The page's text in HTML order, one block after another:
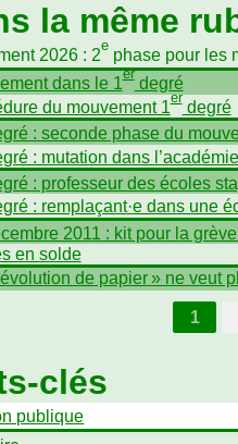
la même
2026 : 2e phase pour les
dans le 1erdegré
du mouvement 1erdegré
: seconde phase du
: mutation dans
: professeur des écoles
: remplaçant·e dans une
2011 : kit pour la
en solde
de papier» ne veut
1
clés
publique